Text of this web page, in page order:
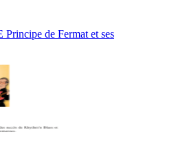
de Fermat et ses